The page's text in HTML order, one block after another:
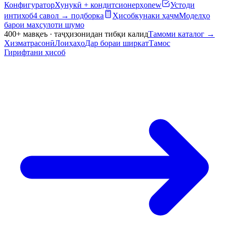
КонфигураторХунукӣ + кондитсионерҳоnew
Устоди
интихоб4 савол → подборка Ҳисобкунаки ҳаҷмМоделҳо
барои маҳсулоти шумо
400+ мавқеъ · таҷҳизонидан тибқи калидТамоми каталог →
ХизматрасонӣЛоиҳаҳоДар бораи ширкатТамос
Гирифтани ҳисоб